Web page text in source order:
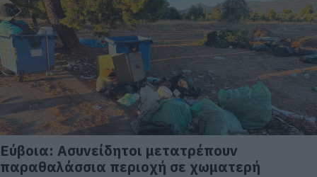
Εύβοια: Ασυνείδητοι μετατρέπουν
παραθαλάσσια περιοχή σε χωματερή